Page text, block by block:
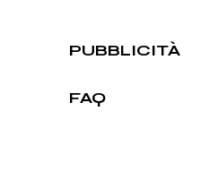
PUBBLICITÀ
FAQ